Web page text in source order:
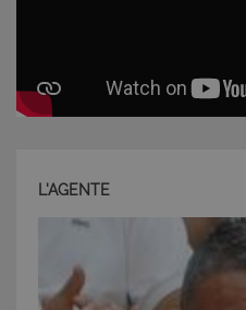
L'AGENTE